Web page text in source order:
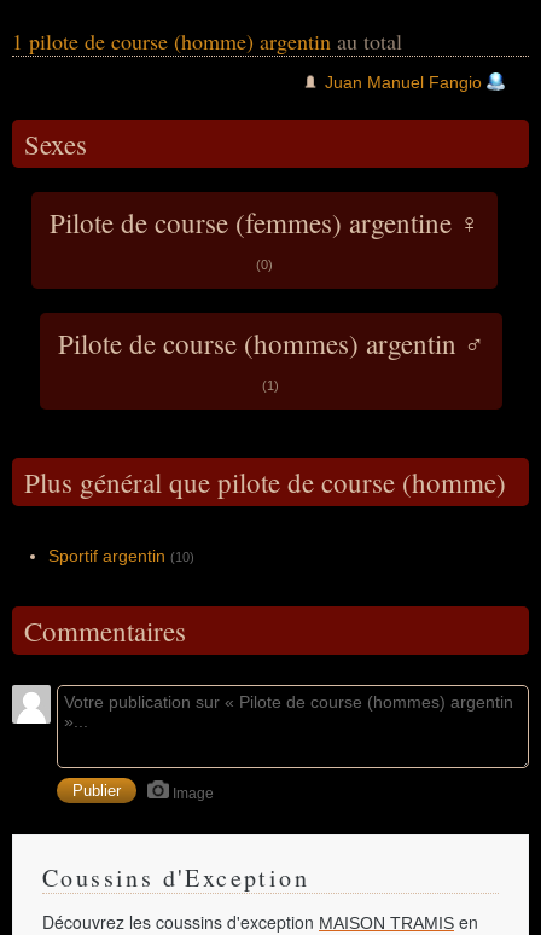
1 pilote de course (homme) argentin au total
Juan Manuel Fangio
Sexes
Pilote de course (femmes) argentine ♀
(0)
Pilote de course (hommes) argentin ♂
(1)
Plus général que pilote de course (homme)
Sportif argentin (10)
Commentaires
Image
Coussins d'Exception
Découvrez les coussins d'exception MAISON TRAMIS en